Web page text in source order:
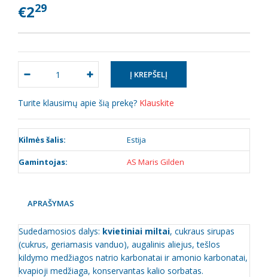
€229
Turite klausimų apie šią prekę? Klauskite
Kilmės šalis: Estija
Gamintojas: AS Maris Gilden
APRAŠYMAS
Sudedamosios dalys: kvietiniai miltai, cukraus sirupas
(cukrus, geriamasis vanduo), augalinis aliejus, tešlos
kildymo medžiagos natrio karbonatai ir amonio karbonatai,
kvapioji medžiaga, konservantas kalio sorbatas.